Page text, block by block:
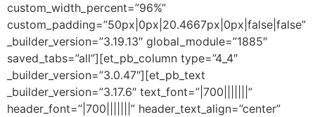
custom_width_percent=”96%”
custom_padding=”50px|0px|20.4667px|0px|false|false”
_builder_version=”3.19.13″ global_module=”1885″
saved_tabs=”all”][et_pb_column type=”4_4″
_builder_version=”3.0.47″][et_pb_text
_builder_version=”3.17.6″ text_font=”|700|||||||”
header_font=”|700|||||||” header_text_align=”center”